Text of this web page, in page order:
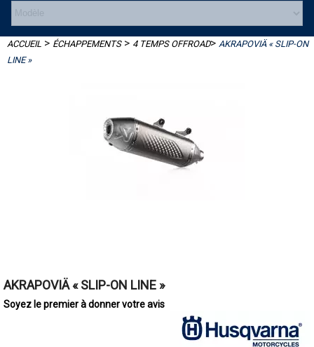
ACCUEIL > ÉCHAPPEMENTS> 4 TEMPS OFFROAD> AKRAPOVIÄ « SLIP-ON
LINE »
AKRAPOVIÄ « SLIP-ON LINE »
Soyez le premier à donner votre avis